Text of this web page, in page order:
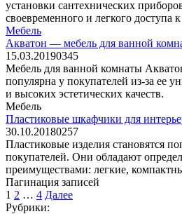
установки сантехнических
своевременного и легкого доступа
Мебель
Акватон — мебель для ванной
15.03.20190345
Мебель для ванной комнаты
популярна у покупателей из-за ее
и высоких эстетических качеств.
Мебель
Пластиковые шкафчики для
30.10.20180257
Пластиковые изделия становятся
покупателей. Они обладают
преимуществами: легкие,
Пагинация записей
1 2 … 4 Далее
Рубрики: